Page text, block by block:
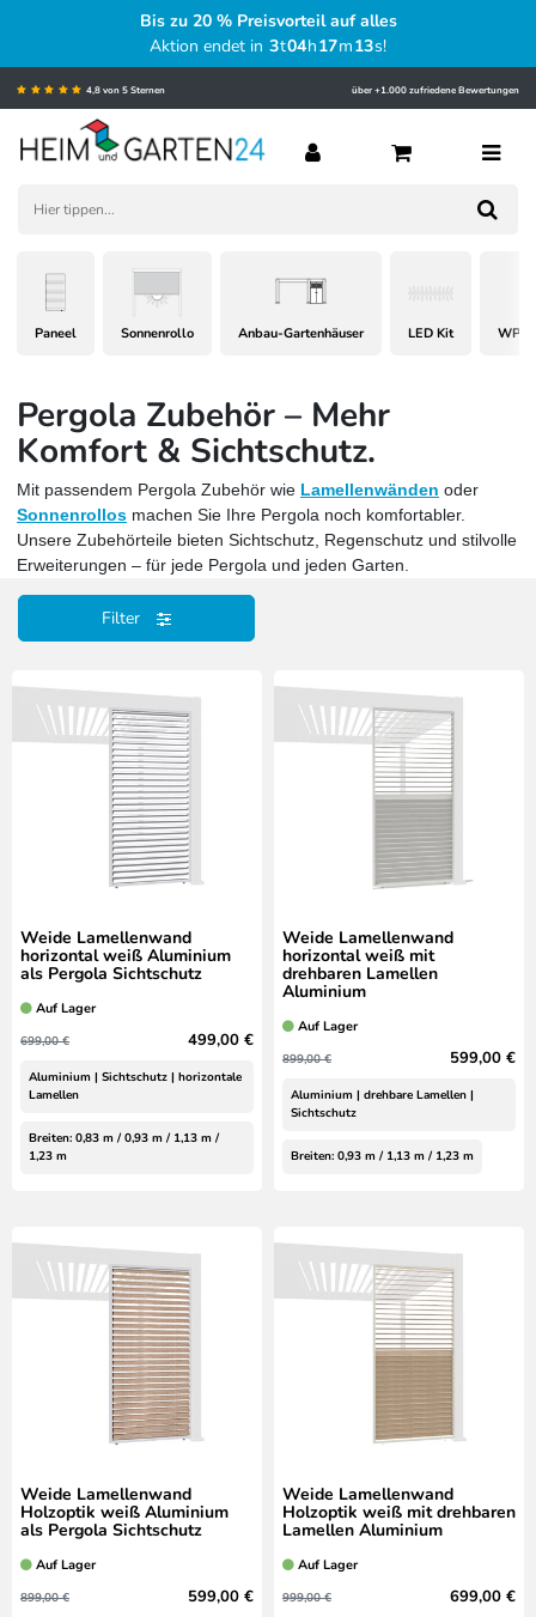
Bis zu 20 % Preisvorteil auf alles
Aktion endet in 3t04h17m12s!
4,8 von 5 Sternen über +1.000 zufriedene Bewertungen
Paneel Sonnenrollo Anbau-Gartenhäuser LED Kit WPC
Filter
Pergola Zubehör – Mehr
Komfort & Sichtschutz.
Mit passendem Pergola Zubehör wie Lamellenwänden oder
Sonnenrollos machen Sie Ihre Pergola noch komfortabler.
Unsere Zubehörteile bieten Sichtschutz, Regenschutz und stilvolle
Erweiterungen – für jede Pergola und jeden Garten.
Weide Lamellenwand
horizontal weiß Aluminium
als Pergola Sichtschutz
Auf Lager
699,00 € 499,00 €
Aluminium | Sichtschutz | horizontale
Lamellen
Breiten: 0,83 m / 0,93 m / 1,13 m /
1,23 m
Weide Lamellenwand
horizontal weiß mit
drehbaren Lamellen
Aluminium
Auf Lager
899,00 € 599,00 €
Aluminium | drehbare Lamellen |
Sichtschutz
Breiten: 0,93 m / 1,13 m / 1,23 m
Weide Lamellenwand
Holzoptik weiß Aluminium
als Pergola Sichtschutz
Auf Lager
899,00 € 599,00 €
Weide Lamellenwand
Holzoptik weiß mit drehbaren
Lamellen Aluminium
Auf Lager
999,00 € 699,00 €